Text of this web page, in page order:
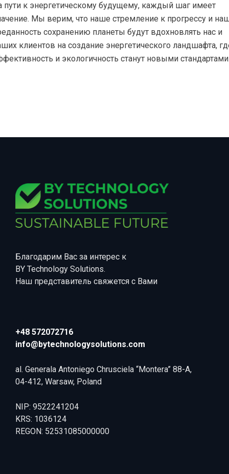
пути к энергетическому будущему, каждый шаг имеет
Мы верим, что наше стремление к прогрессу и
сохранению планеты будут вдохновлять нас и
клиентов на создание энергетического ландшафта,
и экологичность станут новыми
Благодарим Вас за интерес к
BY Technology Solutions.
Наш представитель свяжется с Вами
+48 572072716
info@bytechnologysolutions.com
al. Generala Antoniego Chrusciela “Montera” 88-A,
04-412, Warsaw, Poland
NIP: 9522241204
KRS: 1036124
REGON: 52531085000000